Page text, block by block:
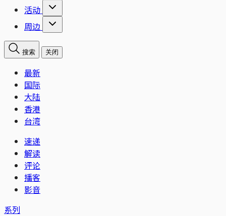
活动
周边
搜索 关闭
最新
国际
大陆
香港
台湾
速递
解读
评论
播客
影音
系列